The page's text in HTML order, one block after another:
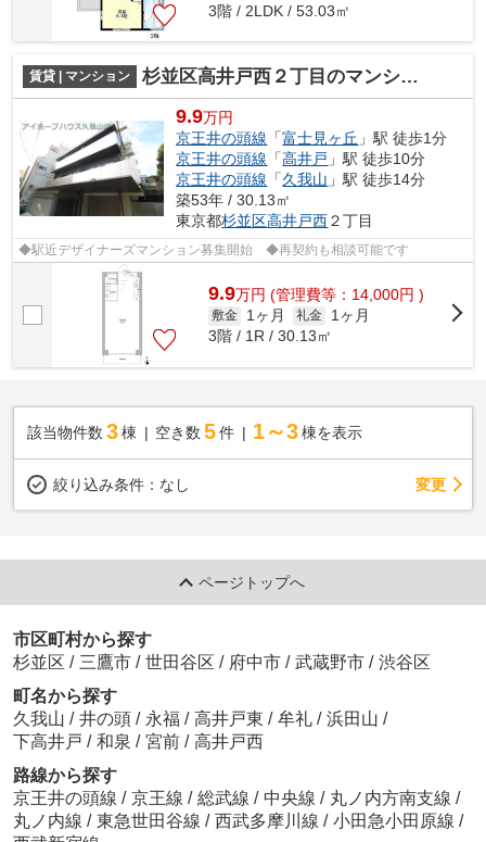
3階 / 2LDK / 53.03㎡
賃貸 | マンション 杉並区高井戸西２丁目のマンション
9.9万円
京王井の頭線 「富士見ヶ丘 」駅 徒歩1分
京王井の頭線 「高井戸 」駅 徒歩10分
京王井の頭線 「久我山 」駅 徒歩14分
築53年 / 30.13㎡
東京都杉並区高井戸西２丁目
◆駅近デザイナーズマンション募集開始 ◆再契約も相談可能です
9.9万円 (管理費等：14,000円 )
敷金 1ヶ月 礼金
1ヶ月
3階 / 1R / 30.13㎡
該当物件数 3棟 空き数 5 件 1～3 棟を表示
絞り込み条件： なし 変更
ページトップへ
市区町村から探す
杉並区 / 三鷹市 / 世田谷区 / 府中市 / 武蔵野市 / 渋谷区
町名から探す
久我山 / 井の頭 / 永福 / 高井戸東 / 牟礼 / 浜田山 /
下高井戸 / 和泉 / 宮前 / 高井戸西
路線から探す
京王井の頭線 / 京王線 / 総武線 / 中央線 / 丸ノ内方南支線 /
丸ノ内線 / 東急世田谷線 / 西武多摩川線 / 小田急小田原線 /